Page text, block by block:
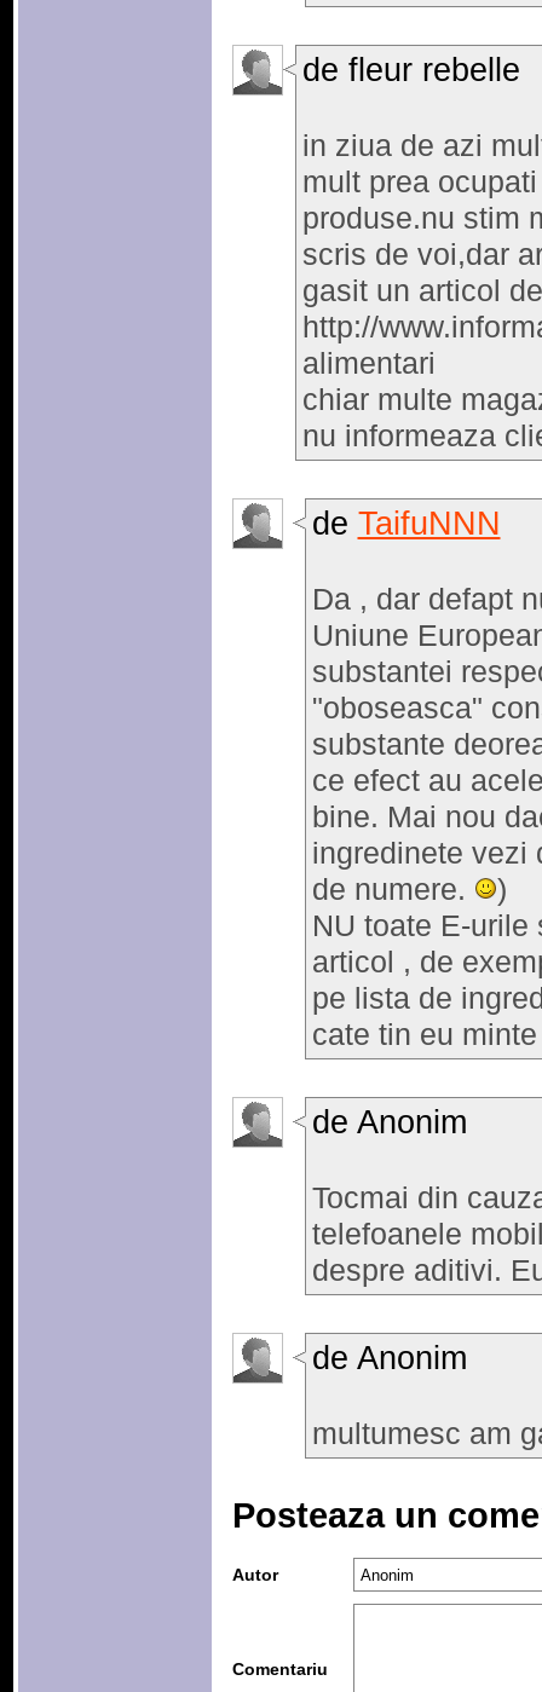
de fleur rebelle
in ziua de azi
mult prea
produse.nu stim
scris de voi,dar
gasit un articol
http://
alimentari
chiar multe
nu informeaza
de TaifuNNN
Da , dar defapt
Uniune
substantei
"oboseasca"
substante
ce efect au
bine. Mai nou
ingredinete vezi
de numere.
)
NU toate E-
articol , de
pe lista de
cate tin eu
de Anonim
Tocmai din
telefoanele
despre aditivi.
de Anonim
multumesc am
Posteaza un
Autor
Comentariu